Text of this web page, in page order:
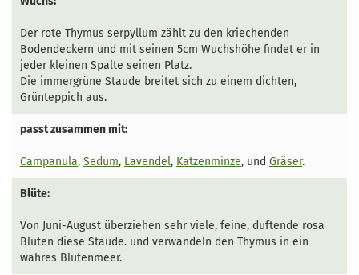
Der rote Thymus serpyllum zählt zu den kriechenden
Bodendeckern und mit seinen 5cm Wuchshöhe findet er in
jeder kleinen Spalte seinen Platz.
Die immergrüne Staude breitet sich zu einem dichten,
Grünteppich aus.
passt zusammen mit:
Campanula, Sedum, Lavendel, Katzenminze, und Gräser.
Blüte:
Von Juni-August überziehen sehr viele, feine, duftende rosa
Blüten diese Staude. und verwandeln den Thymus in ein
wahres Blütenmeer.